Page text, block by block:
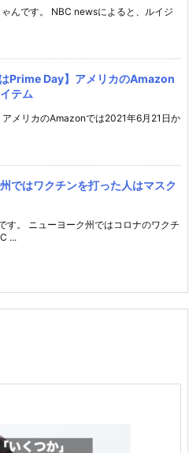
んです。 NBC newsによると、ルイジ
Prime Day】アメリカのAmazon
テム
メリカのAmazonでは2021年6月21日か
ではワクチンを打った人はマスク
す。 ニューヨーク州ではコロナのワクチ
...